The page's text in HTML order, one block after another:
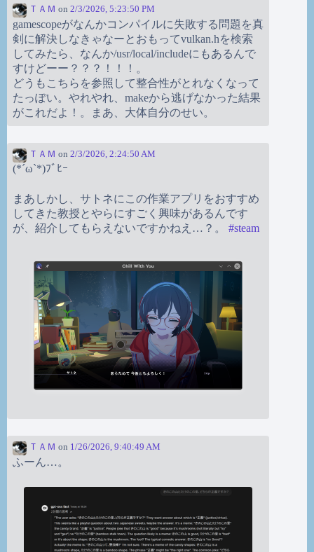
ＴＡＭ on 2/3/2026, 5:23:50 PM
gamescopeがなんかコンパイルに失敗する問題を真
剣に解決しなきゃなーとおもってvulkan.hを検索
してみたら、なんか/usr/local/includeにもあるんで
すけどーー？？？！！！。
どうもこちらを参照して整合性がとれなくなって
たっぽい。やれやれ、makeから逃げなかった結果
がこれだよ！。まあ、大体自分のせい。
ＴＡＭ on 2/3/2026, 2:24:50 AM
(*´ω`*)ﾌﾞﾋｰ
まあしかし、サトネにこの作業アプリをおすすめ
してきた教授とやらにすごく興味があるんです
が、紹介してもらえないですかねえ…？。 #steam
ＴＡＭ on 1/26/2026, 9:40:49 AM
ふーん…。